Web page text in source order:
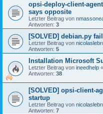
opsi-deploy-client-
says opposite
Letzter Beitrag von
Antworten: 3
[SOLVED] debian.py
Letzter Beitrag von
Antworten: 5
Installation Microsoft
Letzter Beitrag von ineedhelp «
Antworten: 38
[SOLVED] opsi-client-
startup
Letzter Beitrag von
Antworten: 7